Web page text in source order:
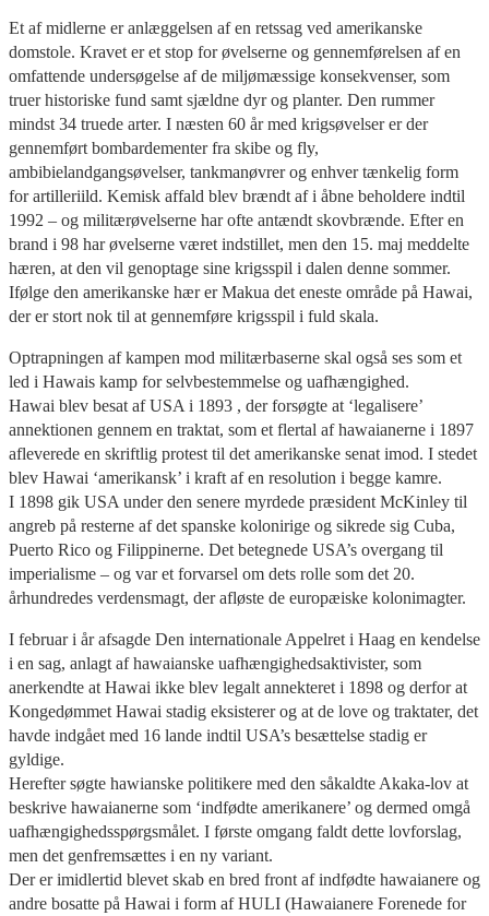
Et af midlerne er anlæggelsen af en retssag ved amerikanske
domstole. Kravet er et stop for øvelserne og gennemførelsen af en
omfattende undersøgelse af de miljømæssige konsekvenser, som
truer historiske fund samt sjældne dyr og planter. Den rummer
mindst 34 truede arter. I næsten 60 år med krigsøvelser er der
gennemført bombardementer fra skibe og fly,
ambibielandgangsøvelser, tankmanøvrer og enhver tænkelig form
for artilleriild. Kemisk affald blev brændt af i åbne beholdere indtil
1992 – og militærøvelserne har ofte antændt skovbrænde. Efter en
brand i 98 har øvelserne været indstillet, men den 15. maj meddelte
hæren, at den vil genoptage sine krigsspil i dalen denne sommer.
Ifølge den amerikanske hær er Makua det eneste område på Hawai,
der er stort nok til at gennemføre krigsspil i fuld skala.
Optrapningen af kampen mod militærbaserne skal også ses som et
led i Hawais kamp for selvbestemmelse og uafhængighed.
Hawai blev besat af USA i 1893 , der forsøgte at ‘legalisere’
annektionen gennem en traktat, som et flertal af hawaianerne i 1897
afleverede en skriftlig protest til det amerikanske senat imod. I stedet
blev Hawai ‘amerikansk’ i kraft af en resolution i begge kamre.
I 1898 gik USA under den senere myrdede præsident McKinley til
angreb på resterne af det spanske kolonirige og sikrede sig Cuba,
Puerto Rico og Filippinerne. Det betegnede USA’s overgang til
imperialisme – og var et forvarsel om dets rolle som det 20.
århundredes verdensmagt, der afløste de europæiske kolonimagter.
I februar i år afsagde Den internationale Appelret i Haag en kendelse
i en sag, anlagt af hawaianske uafhængighedsaktivister, som
anerkendte at Hawai ikke blev legalt annekteret i 1898 og derfor at
Kongedømmet Hawai stadig eksisterer og at de love og traktater, det
havde indgået med 16 lande indtil USA’s besættelse stadig er
gyldige.
Herefter søgte hawianske politikere med den såkaldte Akaka-lov at
beskrive hawaianerne som ‘indfødte amerikanere’ og dermed omgå
uafhængighedsspørgsmålet. I første omgang faldt dette lovforslag,
men det genfremsættes i en ny variant.
Der er imidlertid blevet skab en bred front af indfødte hawaianere og
andre bosatte på Hawai i form af HULI (Hawaianere Forenede for